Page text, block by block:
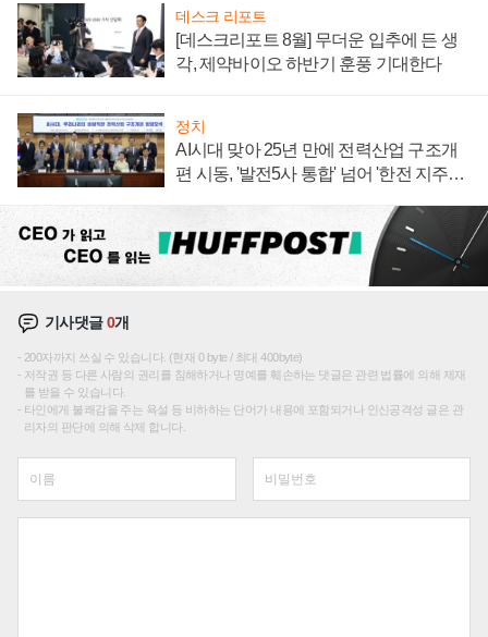
데스크 리포트
[데스크리포트 8월] 무더운 입추에 든 생
각, 제약바이오 하반기 훈풍 기대한다
정치
AI시대 맞아 25년 만에 전력산업 구조개
편 시동, '발전5사 통합' 넘어 '한전 지주사'
기사댓글0개
200자까지 쓰실 수 있습니다. (현재 0 byte / 최대 400byte)
저작권 등 다른 사람의 권리를 침해하거나 명예를 훼손하는 댓글은 관련 법률에 의해 제재
를 받을 수 있습니다.
타인에게 불쾌감을 주는 욕설 등 비하하는 단어가 내용에 포함되거나 인신공격성 글은 관
리자의 판단에 의해 삭제 합니다.